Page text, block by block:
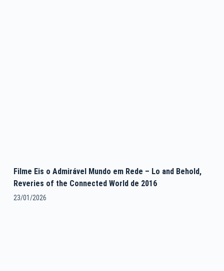
Filme Eis o Admirável Mundo em Rede – Lo and Behold,
Reveries of the Connected World de 2016
23/01/2026